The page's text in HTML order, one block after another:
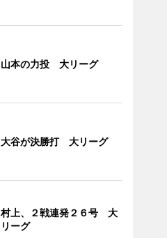
山本の力投 大リーグ
大谷が決勝打 大リーグ
村上、２戦連発２６号 大
リーグ